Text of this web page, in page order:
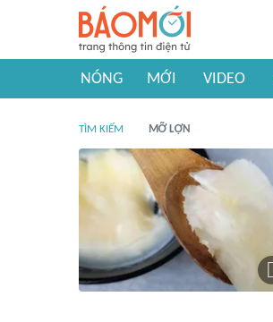
NÓNG MỚI VIDEO
TÌM KIẾM MỠ LỢN